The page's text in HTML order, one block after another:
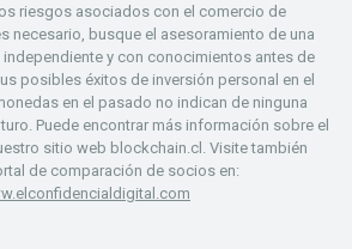
riesgos asociados con el comercio de
necesario, busque el asesoramiento de una
y con conocimientos antes de
posibles éxitos de inversión personal en el
en el pasado no indican de ninguna
Puede encontrar más información sobre el
sitio web blockchain.cl. Visite también
de comparación de socios en: